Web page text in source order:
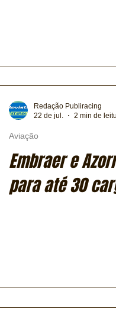
Embraer e
para até 30
Aviação
Redação Publiracing
22 de jul.
2 min de